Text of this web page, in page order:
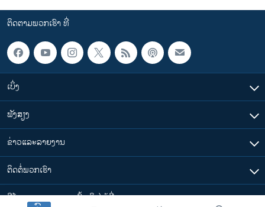
ຕິດຕາມພວກເຮົາ ທີ່
ເບິ່ງ
ຟັງສຽງ
ຂ່າວແລະລາຍງານ
ຕິດຕໍ່ພວກເຮົາ
ວີໂອເອລາວ ສາມາດ ເຂົ້າເຖິງໄດ້ທີ່